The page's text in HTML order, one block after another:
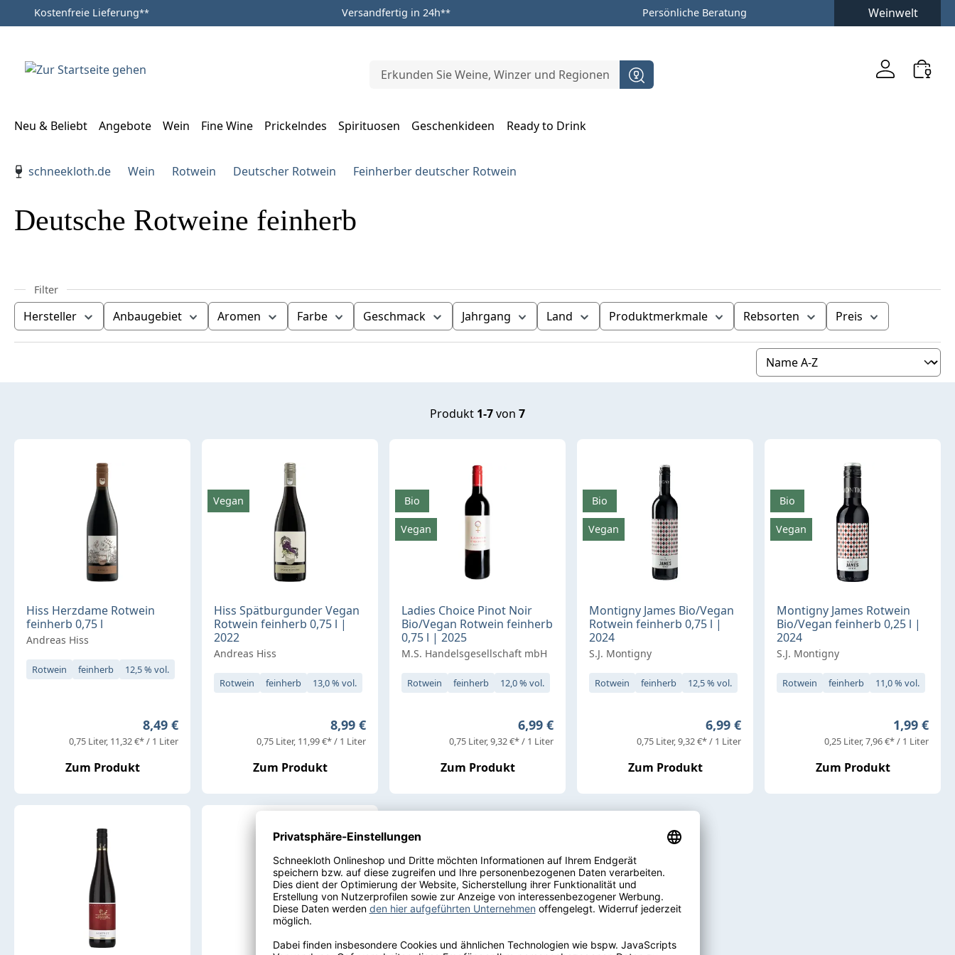
Zum Hauptinhalt springen
Zur Hauptnavigation springen
Kostenfreie Lieferung** Versandfertig in 24h** Persönliche Beratung Weinwelt
Neu & Beliebt Angebote Wein Fine Wine Prickelndes Spirituosen Geschenkideen
Ready to Drink
schneekloth.de
Wein Rotwein Deutscher Rotwein Feinherber deutscher Rotwein
Deutsche Rotweine feinherb
Hersteller Anbaugebiet Aromen Farbe Geschmack Jahrgang Land Produktmerkmale Rebsorten Preis
Produkt 1-7von 7
Hiss Herzdame Rotwein
feinherb 0,75 l
Andreas Hiss
Rotwein feinherb 12,5 % vol.
Regulärer Preis:
8,49 €
0,75 Liter 11,32 €* / 1 Liter
Zum Produkt
Hiss Spätburgunder Vegan
Rotwein feinherb 0,75 l |
2022
Andreas Hiss
Rotwein feinherb 13,0 % vol.
Regulärer Preis:
8,99 €
0,75 Liter 11,99 €* / 1 Liter
Zum Produkt
Vegan
Ladies Choice Pinot Noir
Bio/Vegan Rotwein feinherb
0,75 l | 2025
M.S. Handelsgesellschaft mbH
Rotwein feinherb 12,0 % vol.
Regulärer Preis:
6,99 €
0,75 Liter 9,32 €* / 1 Liter
Zum Produkt
Bio
Vegan
Montigny James Bio/Vegan
Rotwein feinherb 0,75 l |
2024
S.J. Montigny
Rotwein feinherb 12,5 % vol.
Regulärer Preis:
6,99 €
0,75 Liter 9,32 €* / 1 Liter
Zum Produkt
Bio
Vegan
Montigny James Rotwein
Bio/Vegan feinherb 0,25 l |
2024
S.J. Montigny
Rotwein feinherb 11,0 % vol.
Regulärer
1,99 €
0,25 Liter 7,96 €* / 1 Liter
Zum Produkt
Bio
Vegan